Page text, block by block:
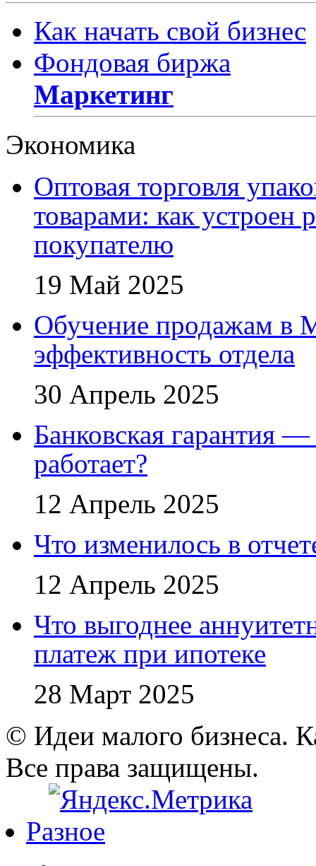
Как начать свой бизнес
Фондовая биржа
Маркетинг
Экономика
Оптовая торговля
товарами: как устроен
покупателю
19 Май 2025
Обучение продажам в
эффективность отдела
30 Апрель 2025
Банковская гарантия
работает?
12 Апрель 2025
Что изменилось в
12 Апрель 2025
Что выгоднее
платеж при ипотеке
28 Март 2025
© Идеи малого бизнеса.
Все права защищены.
Разное